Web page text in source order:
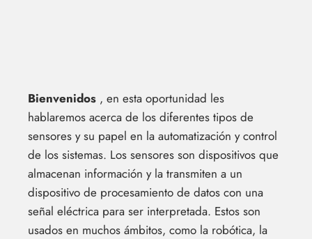
Bienvenidos , en esta oportunidad les
hablaremos acerca de los diferentes tipos de
sensores y su papel en la automatización y control
de los sistemas. Los sensores son dispositivos que
almacenan información y la transmiten a un
dispositivo de procesamiento de datos con una
señal eléctrica para ser interpretada. Estos son
usados en muchos ámbitos, como la robótica, la